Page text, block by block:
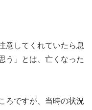
意してくれていたら息
う」とは、亡くなった
ろですが、当時の状況